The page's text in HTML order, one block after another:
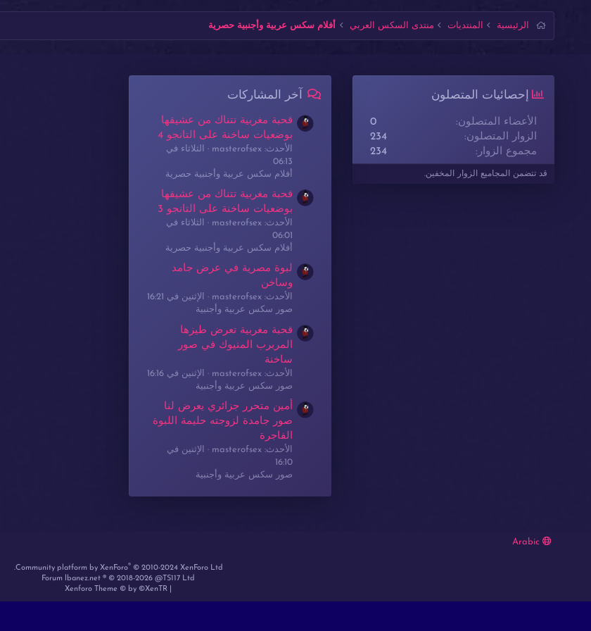
الرئيسية المنتديات منتدى السكس العربي أفلام سكس عربية وأجنبية حصرية
إحصائيات المتصلون
الأعضاء المتصلون
0
الزوار المتصلون
234
مجموع الزوار
234
قد تتضمن المجاميع الزوار المخفين.
آخر المشاركات
قحبة مغربية تتناك من عشيقها
بوضعيات ساخنة على التانجو 4
الأحدث: masterofsex
الثلاثاء في
06:13
أفلام سكس عربية وأجنبية حصرية
قحبة مغربية تتناك من عشيقها
بوضعيات ساخنة على التانجو 3
الأحدث: masterofsex
الثلاثاء في
06:01
أفلام سكس عربية وأجنبية حصرية
لبوة مصرية في عرض جامد
وساخن
الأحدث: masterofsex
الإثنين في 16:21
صور سكس عربية وأجنبية
قحبة مغربية تعرض طيزها
المربرب المنيوك في صور
ساخنة
الأحدث: masterofsex
الإثنين في 16:16
صور سكس عربية وأجنبية
أمين متحرر جزائري يعرض لنا
صور جامدة لزوجته حليمة اللبوة
الفاجرة
الأحدث: masterofsex
الإثنين في
16:10
صور سكس عربية وأجنبية
Community platform by XenForo® © 2010-2024 XenForo Ltd.
Forum lbanez.net ® © 2018-2026 @TS117 Ltd
Xenforo Theme © by ©XenTR